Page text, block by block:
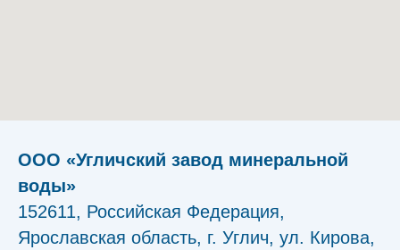
ООО «Угличский завод минеральной
воды»
152611, Российская Федерация,
Ярославская область, г. Углич, ул. Кирова,